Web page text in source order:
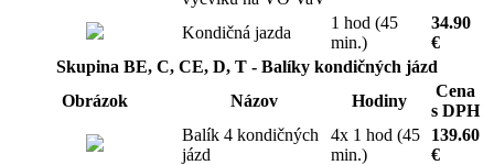
Kondičná jazda
1 hod (45
min.)
34.90
€
Skupina BE, C, CE, D, T - Balíky kondičných jázd
Obrázok
Názov Hodiny
Cena
s DPH
Balík 4 kondičných
jázd
4x 1 hod (45
min.)
139.60
€